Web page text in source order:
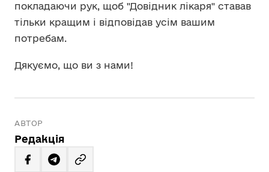
покладаючи рук, щоб "Довідник лікаря" ставав
тільки кращим і відповідав усім вашим
потребам.
Дякуємо, що ви з нами!
АВТОР
Редакція